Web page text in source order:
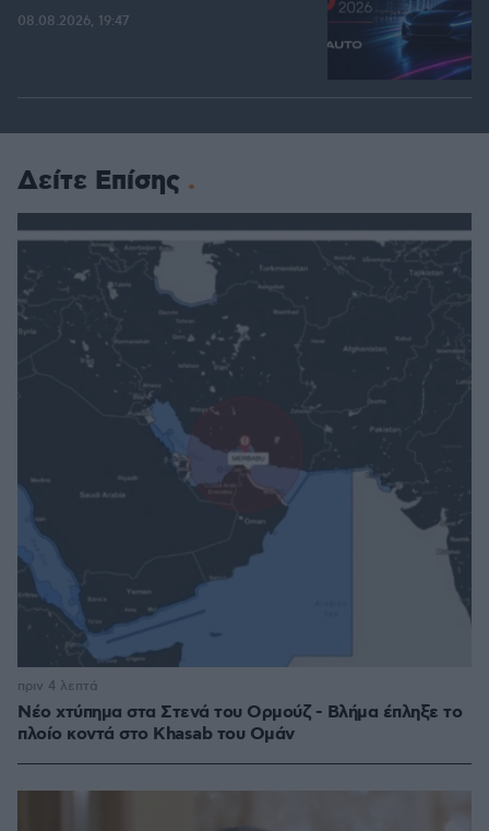
08.08.2026, 19:47
Δείτε Επίσης
Νέο χτύπημα στα Στενά του Ορμούζ - Βλήμα έπληξε το
πλοίο κοντά στο Khasab του Ομάν
πριν 4 λεπτά